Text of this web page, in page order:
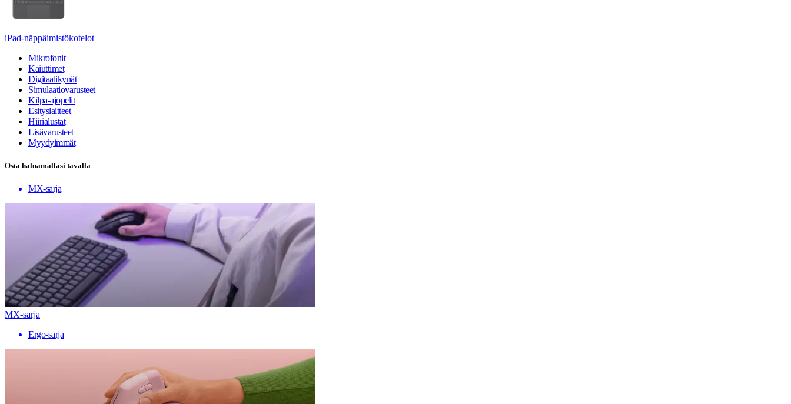
iPad-näppäimistökotelot
Mikrofonit
Kaiuttimet
Digitaalikynät
Simulaatiovarusteet
Kilpa-ajopelit
Esityslaitteet
Hiirialustat
Lisävarusteet
Myydyimmät
Osta haluamallasi tavalla
MX-sarja
MX-sarja
Ergo-sarja